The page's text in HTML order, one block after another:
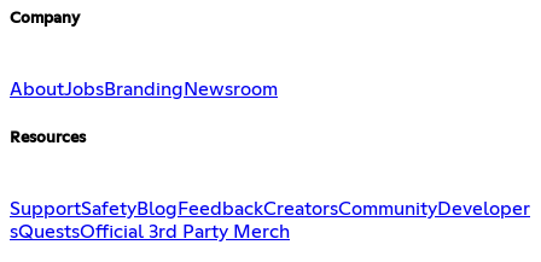
Company
AboutJobsBranding Newsroom
Resources
SupportSafetyBlog FeedbackCreatorsCommunityDeveloper
sQuestsOfficial 3rd Party Merch